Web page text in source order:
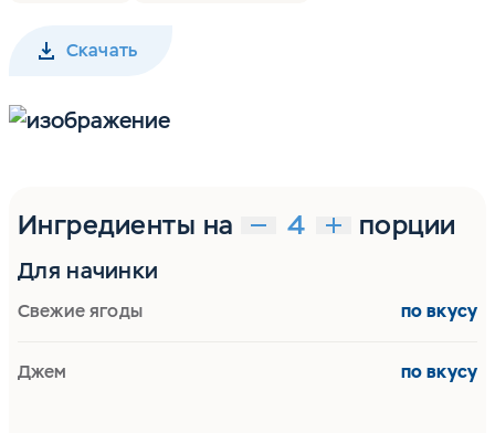
Скачать
Ингредиенты на порции
Для начинки
Свежие ягоды по вкусу
Джем по вкусу